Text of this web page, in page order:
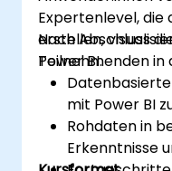
Expertenlevel,
erstellen,
Power BI.
Nach Abschluss
Teilnehmenden in
mit Power BI
Rohdaten in
Erkenntnisse